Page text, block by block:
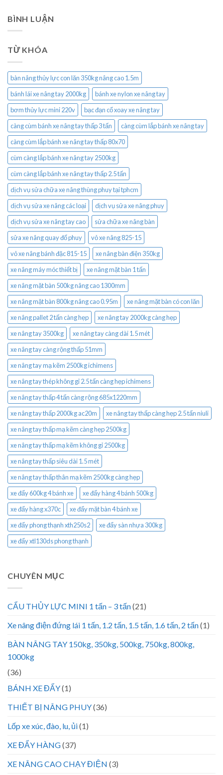
BÌNH LUẬN
TỪ KHÓA
bàn nâng thủy lực con lăn 350kg nâng cao 1.5m
bánh lái xe nâng tay 2000kg
bánh xe nylon xe nâng tay
bơm thủy lực mini 220v
bạc đạn cổ xoay xe nâng tay
càng cùm bánh xe nâng tay thấp 3 tấn
càng cùm lắp bánh xe nâng tay
càng cùm lắp bánh xe nâng tay thấp 80x70
cùm càng lắp bánh xe nâng tay 2500kg
cùm càng lắp bánh xe nâng tay thấp 2.5 tấn
dịch vụ sửa chữa xe nâng thùng phuy tại tphcm
dịch vụ sửa xe nâng các loại
dịch vụ sửa xe nâng phuy
dịch vụ sửa xe nâng tay cao
sửa chữa xe nâng bàn
sửa xe nâng quay đổ phuy
vỏ xe nâng 825-15
vỏ xe nâng bánh đặc 815-15
xe nâng bàn điện 350kg
xe nâng máy móc thiết bị
xe nâng mặt bàn 1 tấn
xe nâng mặt bàn 500kg nâng cao 1300mm
xe nâng mặt bàn 800kg nâng cao 0.95m
xe nâng mặt bàn có con lăn
xe nâng pallet 2 tấn càng hẹp
xe nâng tay 2000kg càng hẹp
xe nâng tay 3500kg
xe nâng tay càng dài 1.5 mét
xe nâng tay càng rộng thấp 51mm
xe nâng tay mạ kẽm 2500kg ichimens
xe nâng tay thép không gỉ 2.5 tấn càng hẹp ichimens
xe nâng tay thấp 4 tấn càng rộng 685x1220mm
xe nâng tay thấp 2000kg ac20m
xe nâng tay thấp càng hẹp 2.5 tấn niuli
xe nâng tay thấp mạ kẽm càng hẹp 2500kg
xe nâng tay thấp mạ kẽm không gỉ 2500kg
xe nâng tay thấp siêu dài 1.5 mét
xe nâng tay thấp thân mạ kẽm 2500kg càng hẹp
xe đẩy 600kg 4 bánh xe
xe đẩy hàng 4 bánh 500kg
xe đẩy hàng x370c
xe đẩy mặt bàn 4 bánh xe
xe đẩy phong thạnh xth250s2
xe đẩy sàn nhựa 300kg
xe đẩy xtl130ds phong thạnh
CHUYÊN MỤC
CẨU THỦY LỰC MINI 1 tấn – 3 tấn(21)
Xe nâng điện đứng lái 1 tấn, 1.2 tấn, 1.5 tấn, 1.6 tấn, 2 tấn(1)
BÀN NÂNG TAY 150kg, 350kg, 500kg, 750kg, 800kg,
1000kg
(36)
BÁNH XE ĐẨY(1)
THIẾT BỊ NÂNG PHUY(36)
Lốp xe xúc, đào, lu, ủi(1)
XE ĐẨY HÀNG(37)
XE NÂNG CAO CHẠY ĐIỆN (3)